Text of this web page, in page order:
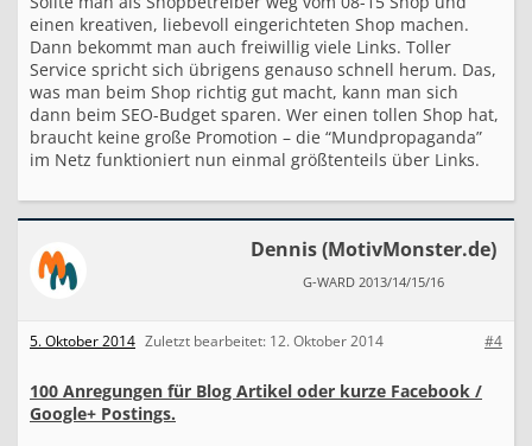
einen kreativen, liebevoll eingerichteten Shop machen.
Dann bekommt man auch freiwillig viele Links. Toller
Service spricht sich übrigens genauso schnell herum. Das,
was man beim Shop richtig gut macht, kann man sich
dann beim SEO-Budget sparen. Wer einen tollen Shop hat,
braucht keine große Promotion – die “Mundpropaganda”
im Netz funktioniert nun einmal größtenteils über Links.
Dennis (MotivMonster.de)
G-WARD 2013/14/15/16
#4
5. Oktober 2014 Zuletzt bearbeitet: 12. Oktober 2014
100 Anregungen für Blog Artikel oder kurze Facebook /
Google+ Postings.